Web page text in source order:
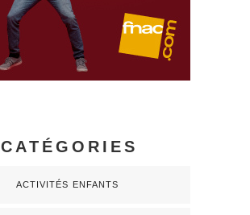
CATÉGORIES
ACTIVITÉS ENFANTS